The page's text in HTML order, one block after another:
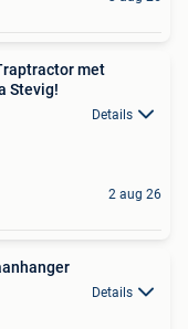
met
Stevig!
Details
2 aug 26
Details